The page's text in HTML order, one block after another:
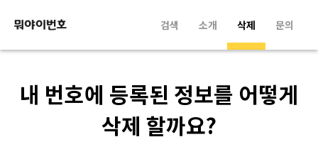
검색 소개 삭제 문의
내 번호에 등록된 정보를 어떻게
삭제 할까요?